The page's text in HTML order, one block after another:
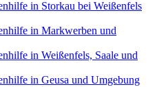
in Storkau bei Weißenfels
in Markwerben und
in Weißenfels, Saale und
in Geusa und Umgebung